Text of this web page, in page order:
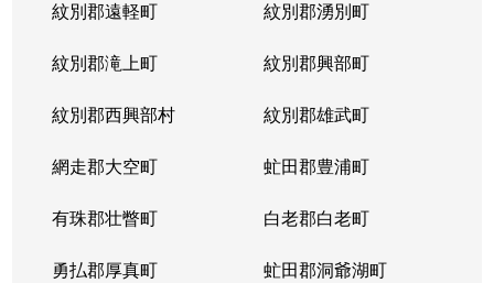
紋別郡遠軽町 紋別郡湧別町
紋別郡滝上町 紋別郡興部町
紋別郡西興部村 紋別郡雄武町
網走郡大空町 虻田郡豊浦町
有珠郡壮瞥町 白老郡白老町
勇払郡厚真町 虻田郡洞爺湖町